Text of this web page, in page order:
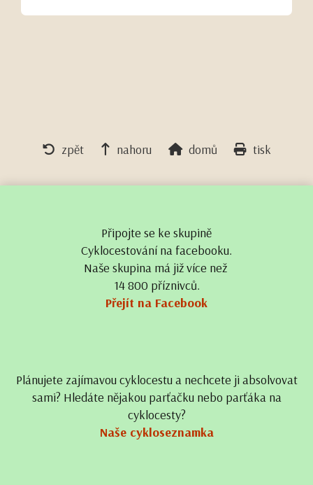
zpět nahoru domů tisk
Připojte se ke skupině
Cyklocestování na facebooku.
Naše skupina má již více než
14 800 příznivců.
Přejít na Facebook
Plánujete zajímavou cyklocestu a nechcete ji absolvovat
sami? Hledáte nějakou parťačku nebo parťáka na
cyklocesty?
Naše cykloseznamka